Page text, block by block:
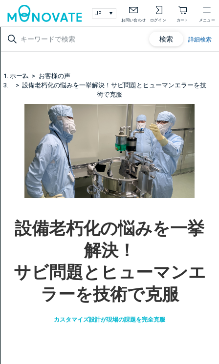
お問い合わせ ログイン カート メニュー
検索 詳細検索
ホーム
お客様の声
設備老朽化の悩みを一挙解決！サビ問題とヒューマンエラーを技
術で克服
設備老朽化の悩みを一挙
解決！
サビ問題とヒューマンエ
ラーを技術で克服
カスタマイズ設計が現場の課題を完全克服